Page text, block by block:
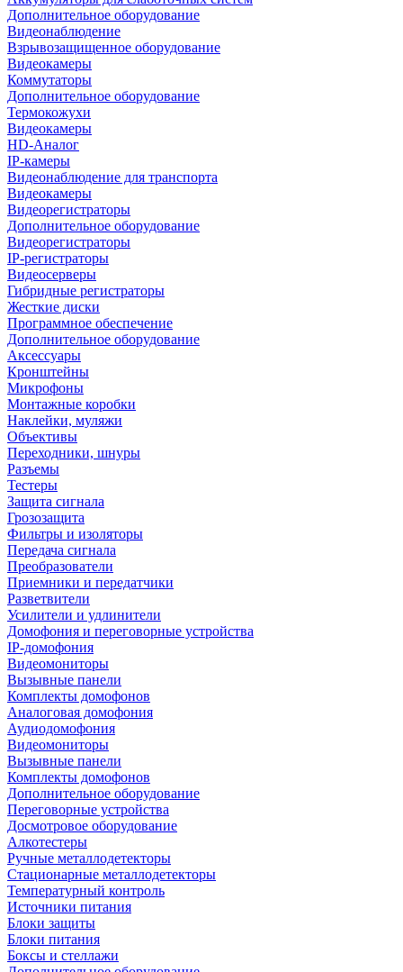
Дополнительное оборудование
Видеонаблюдение
Взрывозащищенное оборудование
Видеокамеры
Коммутаторы
Дополнительное оборудование
Термокожухи
Видеокамеры
HD-Аналог
IP-камеры
Видеонаблюдение для транспорта
Видеокамеры
Видеорегистраторы
Дополнительное оборудование
Видеорегистраторы
IP-регистраторы
Видеосерверы
Гибридные регистраторы
Жесткие диски
Программное обеспечение
Дополнительное оборудование
Аксессуары
Кронштейны
Микрофоны
Монтажные коробки
Наклейки, муляжи
Объективы
Переходники, шнуры
Разъемы
Тестеры
Защита сигнала
Грозозащита
Фильтры и изоляторы
Передача сигнала
Преобразователи
Приемники и передатчики
Разветвители
Усилители и удлинители
Домофония и переговорные устройства
IP-домофония
Видеомониторы
Вызывные панели
Комплекты домофонов
Аналоговая домофония
Аудиодомофония
Видеомониторы
Вызывные панели
Комплекты домофонов
Дополнительное оборудование
Переговорные устройства
Досмотровое оборудование
Алкотестеры
Ручные металлодетекторы
Стационарные металлодетекторы
Температурный контроль
Источники питания
Блоки защиты
Блоки питания
Боксы и стеллажи